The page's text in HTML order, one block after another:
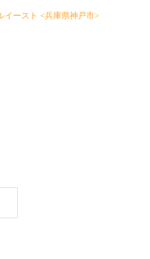
イースト <兵庫県神戸市>